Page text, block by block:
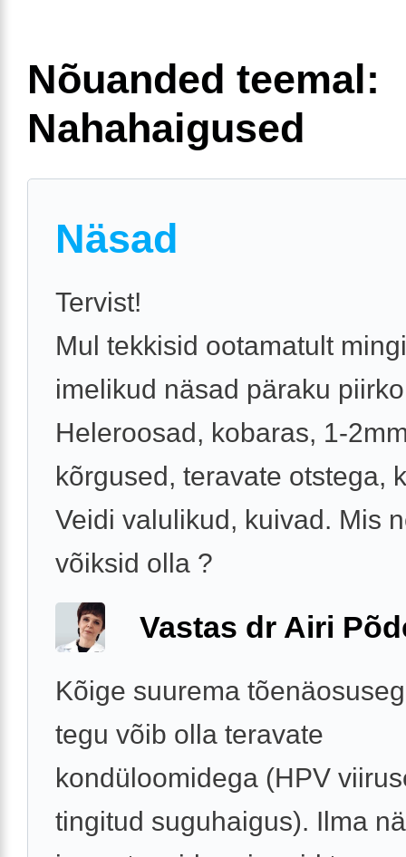
Nõuanded teemal:
Nahahaigused
Näsad
Tervist!
Mul tekkisid ootamatult
imelikud näsad päraku
Heleroosad, kobaras, 1-
kõrgused, teravate otstega,
Veidi valulikud, kuivad. Mis
võiksid olla ?
Vastas dr Airi
Kõige suurema
tegu võib olla teravate
kondüloomidega (HPV
tingitud suguhaigus). Ilma